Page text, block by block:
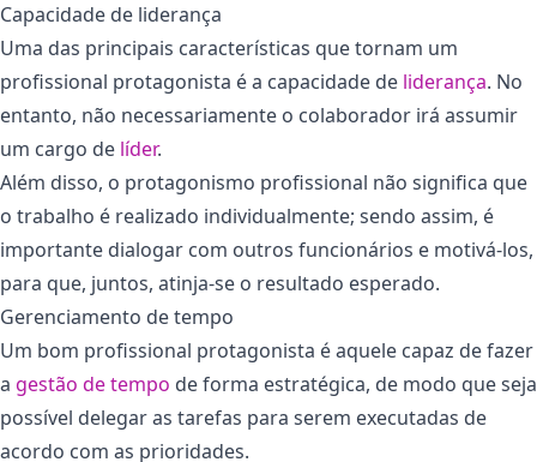
Capacidade de liderança
Uma das principais características que tornam um
profissional protagonista é a capacidade de liderança. No
entanto, não necessariamente o colaborador irá assumir
um cargo de líder.
Além disso, o protagonismo profissional não significa que
o trabalho é realizado individualmente; sendo assim, é
importante dialogar com outros funcionários e motivá-los,
para que, juntos, atinja-se o resultado esperado.
Gerenciamento de tempo
Um bom profissional protagonista é aquele capaz de fazer
a gestão de tempo de forma estratégica, de modo que seja
possível delegar as tarefas para serem executadas de
acordo com as prioridades.